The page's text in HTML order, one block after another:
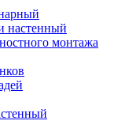
настенный
монтажа